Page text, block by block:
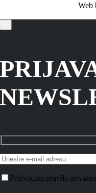
Web
Prihvaćam pravila